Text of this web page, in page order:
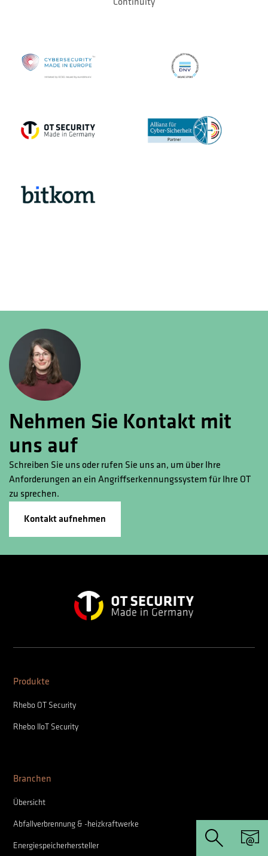
Nehmen Sie Kontakt mit
uns auf
Schreiben Sie uns oder rufen Sie uns an, um über Ihre
Anforderungen an ein Angriffserkennungssystem für Ihre OT
zu sprechen.
Kontakt aufnehmen
Produkte
Rhebo OT Security
Rhebo IIoT Security
Branchen
Übersicht
Abfallverbrennung & -heizkraftwerke
Energiespeicherhersteller